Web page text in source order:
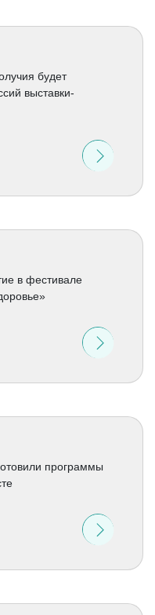
будет
выставки-
в фестивале
программы